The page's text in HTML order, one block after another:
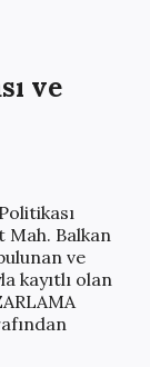
ve
Mah. Balkan
ve
kayıtlı olan